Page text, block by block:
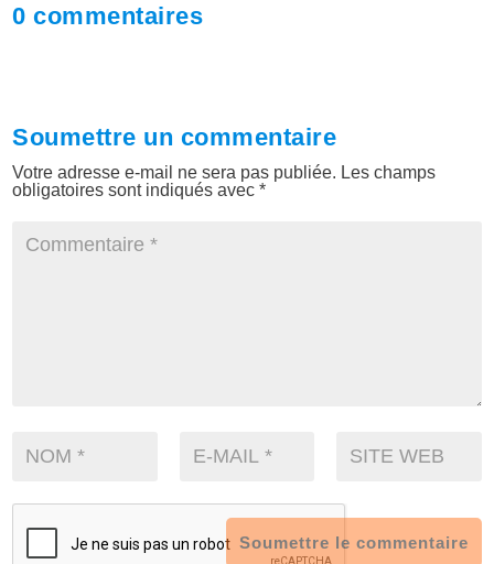
0 commentaires
Soumettre un commentaire
Votre adresse e-mail ne sera pas publiée. Les champs
obligatoires sont indiqués avec*
Soumettre le commentaire